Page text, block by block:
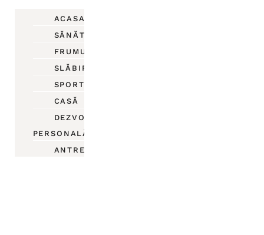
ACASA
SĂNĂTATE
FRUMUSEȚE
SLĂBIRE
SPORT
CASĂ
DEZVOLTARE
PERSONALĂ
ANTREPRENORIAT